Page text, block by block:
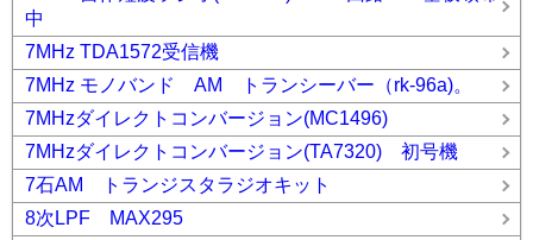
中
7MHz TDA1572受信機
7MHz モノバンド AM トランシーバー（rk-96a)。
7MHzダイレクトコンバージョン(MC1496)
7MHzダイレクトコンバージョン(TA7320) 初号機
7石AM トランジスタラジオキット
8次LPF MAX295